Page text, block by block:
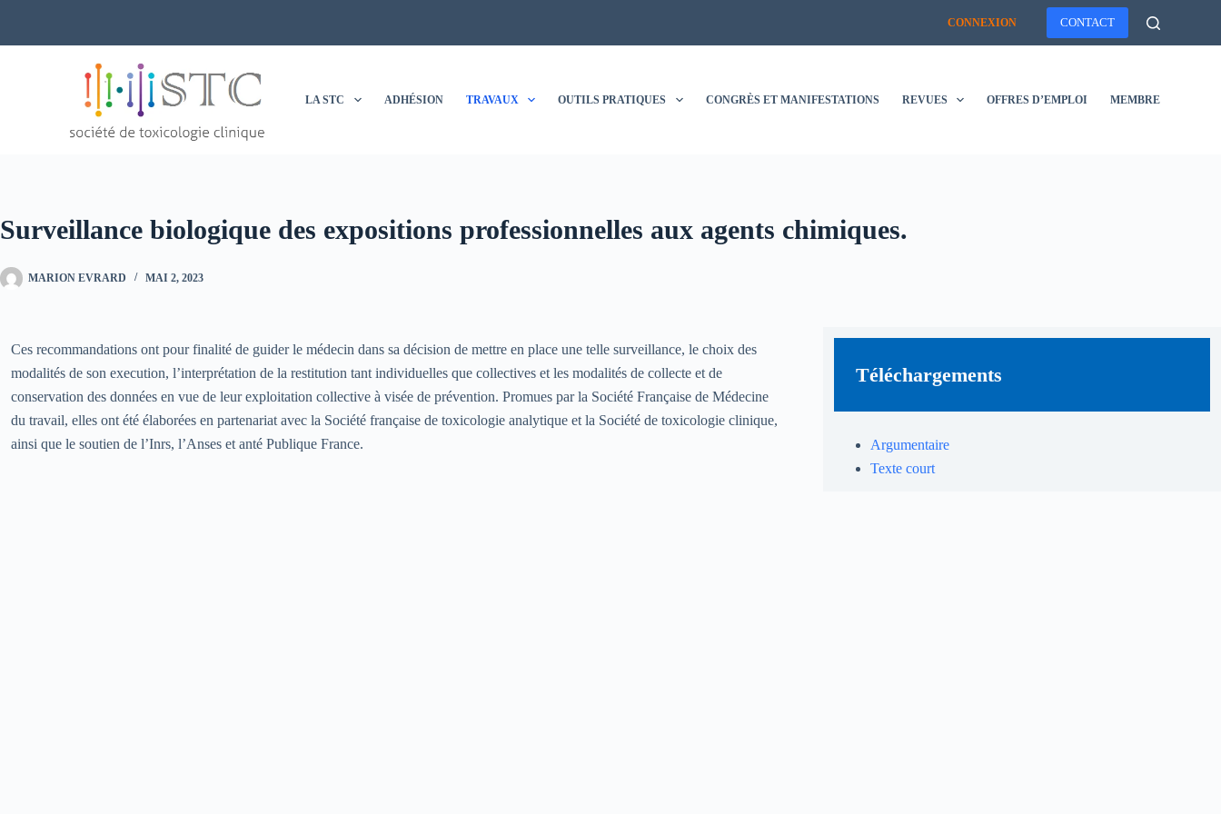
CONNEXION CONTACT
LA STC ADHÉSION TRAVAUX OUTILS PRATIQUES CONGRÈS ET MANIFESTATIONS REVUES OFFRES D’EMPLOI MEMBRES
Surveillance biologique des expositions professionnelles aux agents chimiques.
MARION EVRARD MAI 2, 2023
Ces recommandations ont pour finalité de guider le médecin dans sa décision de mettre en place une telle surveillance, le choix des
modalités de son execution, l’interprétation de la restitution tant individuelles que collectives et les modalités de collecte et de
conservation des données en vue de leur exploitation collective à visée de prévention. Promues par la Société Française de Médecine
du travail, elles ont été élaborées en partenariat avec la Société française de toxicologie analytique et la Société de toxicologie clinique,
ainsi que le soutien de l’Inrs, l’Anses et anté Publique France.
Téléchargements
Argumentaire
Texte court